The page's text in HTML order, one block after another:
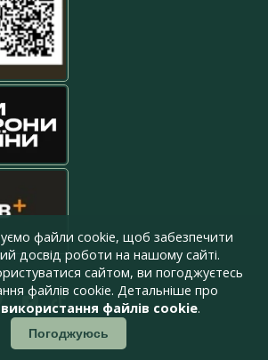
файли cookie, щоб забезпечити
досвід роботи на нашому сайті.
сайтом, ви погоджуєтесь
файлів cookie. Детальніше про
використання файлів cookie.
Погоджуюсь